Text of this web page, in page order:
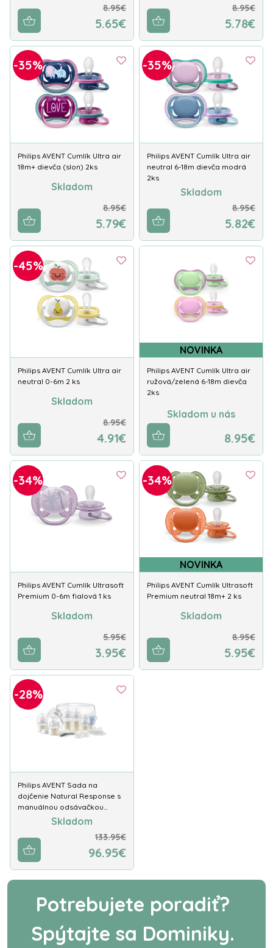
8.95€
5.65€
8.95€
5.78€
-35%
Philips AVENT Cumlík Ultra air
18m+ dievča (slon) 2ks
Skladom
8.95€
5.79€
-35%
Philips AVENT Cumlík Ultra air
neutral 6-18m dievča modrá
2ks
Skladom
8.95€
5.82€
-45%
Philips AVENT Cumlík Ultra air
neutral 0-6m 2 ks
Skladom
8.95€
4.91€
NOVINKA
Philips AVENT Cumlík Ultra air
ružová/zelená 6-18m dievča
2ks
Skladom u nás
8.95€
-34%
Philips AVENT Cumlík Ultrasoft
Premium 0-6m fialová 1 ks
Skladom
5.95€
3.95€
-34%
NOVINKA
Philips AVENT Cumlík Ultrasoft
Premium neutral 18m+ 2 ks
Skladom
8.95€
5.95€
-28%
Philips AVENT Sada na
dojčenie Natural Response s
manuálnou odsávačkou…
Skladom
133.95€
96.95€
Potrebujete poradiť?
Spýtajte sa Dominiky.